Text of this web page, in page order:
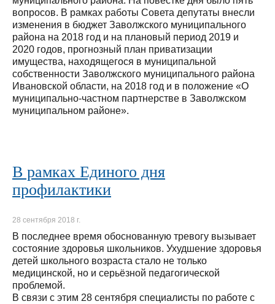
вопросов. В рамках работы Совета депутаты внесли
изменения в бюджет Заволжского муниципального
района на 2018 год и на плановый период 2019 и
2020 годов, прогнозный план приватизации
имущества, находящегося в муниципальной
собственности Заволжского муниципального района
Ивановской области, на 2018 год и в положение «О
муниципально-частном партнерстве в Заволжском
муниципальном районе».
В рамках Единого дня
профилактики
28 сентября 2018 г.
В последнее время обоснованную тревогу вызывает
состояние здоровья школьников. Ухудшение здоровья
детей школьного возраста стало не только
медицинской, но и серьёзной педагогической
проблемой.
В связи с этим 28 сентября специалисты по работе с